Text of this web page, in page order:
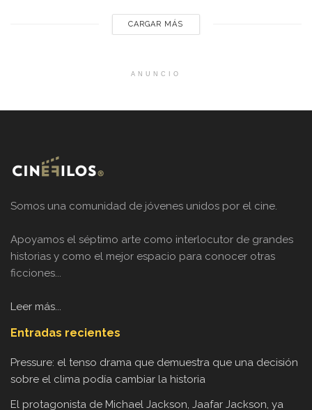
CARGAR MÁS
ANUNCIO
Somos una comunidad de jóvenes unidos por el cine.
Apoyamos el séptimo arte como interlocutor de grandes
historias y como el mejor espacio para conocer otras
ficciones...
Leer más...
Entradas recientes
Pressure: el tenso drama que demuestra que una decisión
sobre el clima podía cambiar la historia
El protagonista de Michael Jackson, Jaafar Jackson, ya